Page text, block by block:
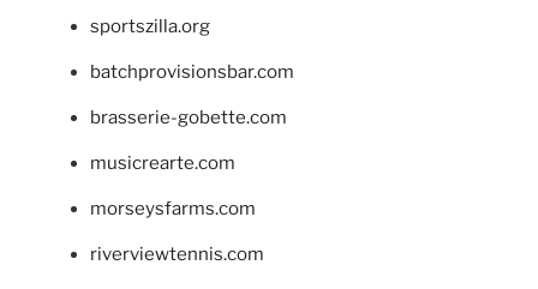
sportszilla.org
batchprovisionsbar.com
brasserie-gobette.com
musicrearte.com
morseysfarms.com
riverviewtennis.com